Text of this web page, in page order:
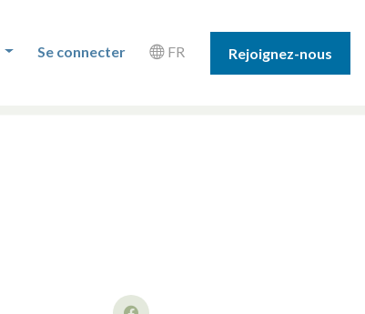
Se connecter FR Rejoignez-nous